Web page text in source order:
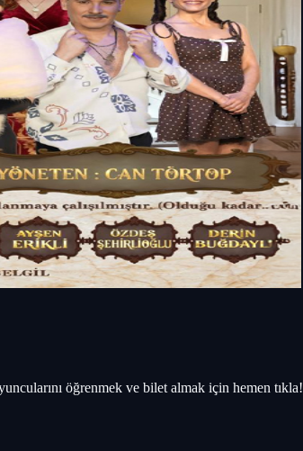
öğrenmek ve bilet almak için hemen tıkla!